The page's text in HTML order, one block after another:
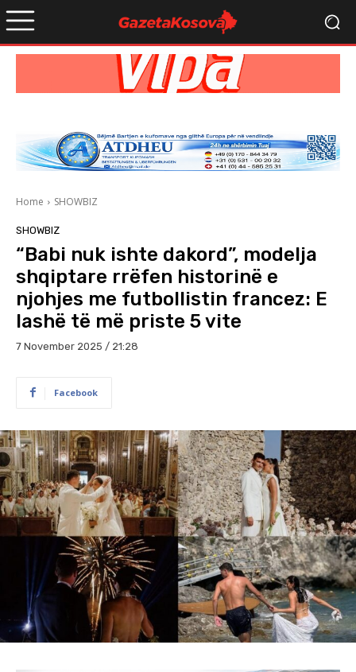
Home SHOWBIZ
SHOWBIZ
“Babi nuk ishte dakord”, modelja
shqiptare rrëfen historinë e
njohjes me futbollistin francez: E
lashë të më priste 5 vite
7 November 2025 / 21:28
Facebook